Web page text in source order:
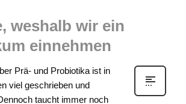
weshalb wir ein
einnehmen
Prä- und Probiotika ist in
viel geschrieben und
taucht immer noch